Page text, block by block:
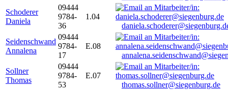
Schoderer
Daniela
09444
9784-
36
1.04
Seidenschwand
Annalena
09444
9784-
17
E.08
Sollner
Thomas
09444
9784-
53
E.07
thomas.sollner@siegenburg.de